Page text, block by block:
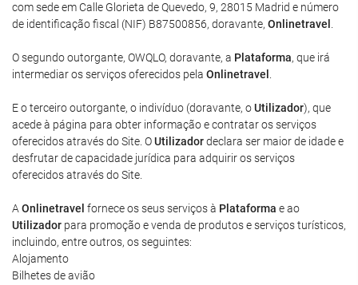
com sede em Calle Glorieta de Quevedo, 9, 28015 Madrid e número
de identificação fiscal (NIF) B87500856, doravante, Onlinetravel
O segundo outorgante, OWQLO, doravante, a Plataforma, que irá
intermediar os serviços oferecidos pela Onlinetravel
E o terceiro outorgante, o indivíduo (doravante, oUtilizador), que
acede à página para obter informação e contratar os serviços
oferecidos através do Site. OUtilizadordeclara ser maior de idade e
desfrutar de capacidade jurídica para adquirir os serviços
oferecidos através do Site.
A Onlinetravel fornece os seus serviços à Plataforma e ao
Utilizador para promoção e venda de produtos e serviços turísticos,
incluindo, entre outros, os seguintes:
Alojamento
Bilhetes de avião